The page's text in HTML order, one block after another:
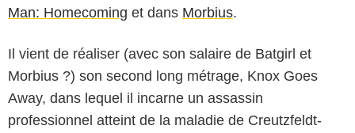
Man: Homecoming et dans Morbius.
Il vient de réaliser (avec son salaire de Batgirl et
Morbius ?) son second long métrage, Knox Goes
Away, dans lequel il incarne un assassin
professionnel atteint de la maladie de Creutzfeldt-